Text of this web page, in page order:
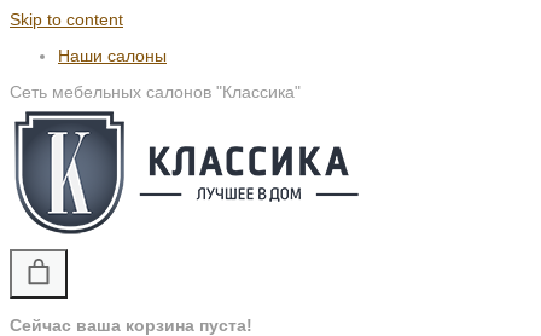
Skip to content
Наши салоны
Сеть мебельных салонов "Классика"
Сейчас ваша корзина пуста!